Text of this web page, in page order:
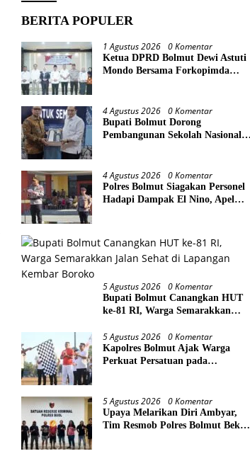
BERITA POPULER
1 Agustus 2026 0 Komentar
Ketua DPRD Bolmut Dewi Astuti
Mondo Bersama Forkopimda
4 Agustus 2026 0 Komentar
Bupati Bolmut Dorong
Pembangunan Sekolah Nasional
4 Agustus 2026 0 Komentar
Polres Bolmut Siagakan Personel
Hadapi Dampak El Nino, Apel
5 Agustus 2026 0 Komentar
Bupati Bolmut Canangkan HUT
ke-81 RI, Warga Semarakkan
Boroko
5 Agustus 2026 0 Komentar
Kapolres Bolmut Ajak Warga
Perkuat Persatuan pada
5 Agustus 2026 0 Komentar
Upaya Melarikan Diri Ambyar,
Tim Resmob Polres Bolmut Bekuk